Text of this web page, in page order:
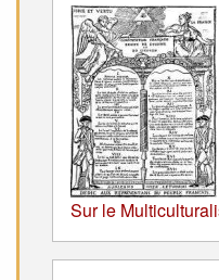
Sur le